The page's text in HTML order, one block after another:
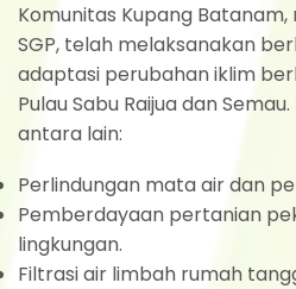
Komunitas Kupang Batanam,
SGP, telah melaksanakan
adaptasi perubahan iklim
Pulau Sabu Raijua dan
antara lain:
Perlindungan mata air dan
Pemberdayaan pertanian
lingkungan.
Filtrasi air limbah rumah